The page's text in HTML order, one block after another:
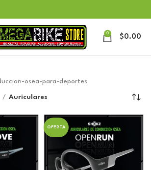
0 $0.00
osea-para-deportes
Auriculares
OFERTA